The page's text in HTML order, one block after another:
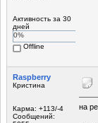
Активность за 30
дней
0%
Offline
Raspberry
Кристина
Карма: +113/-4
Сообщений:
на